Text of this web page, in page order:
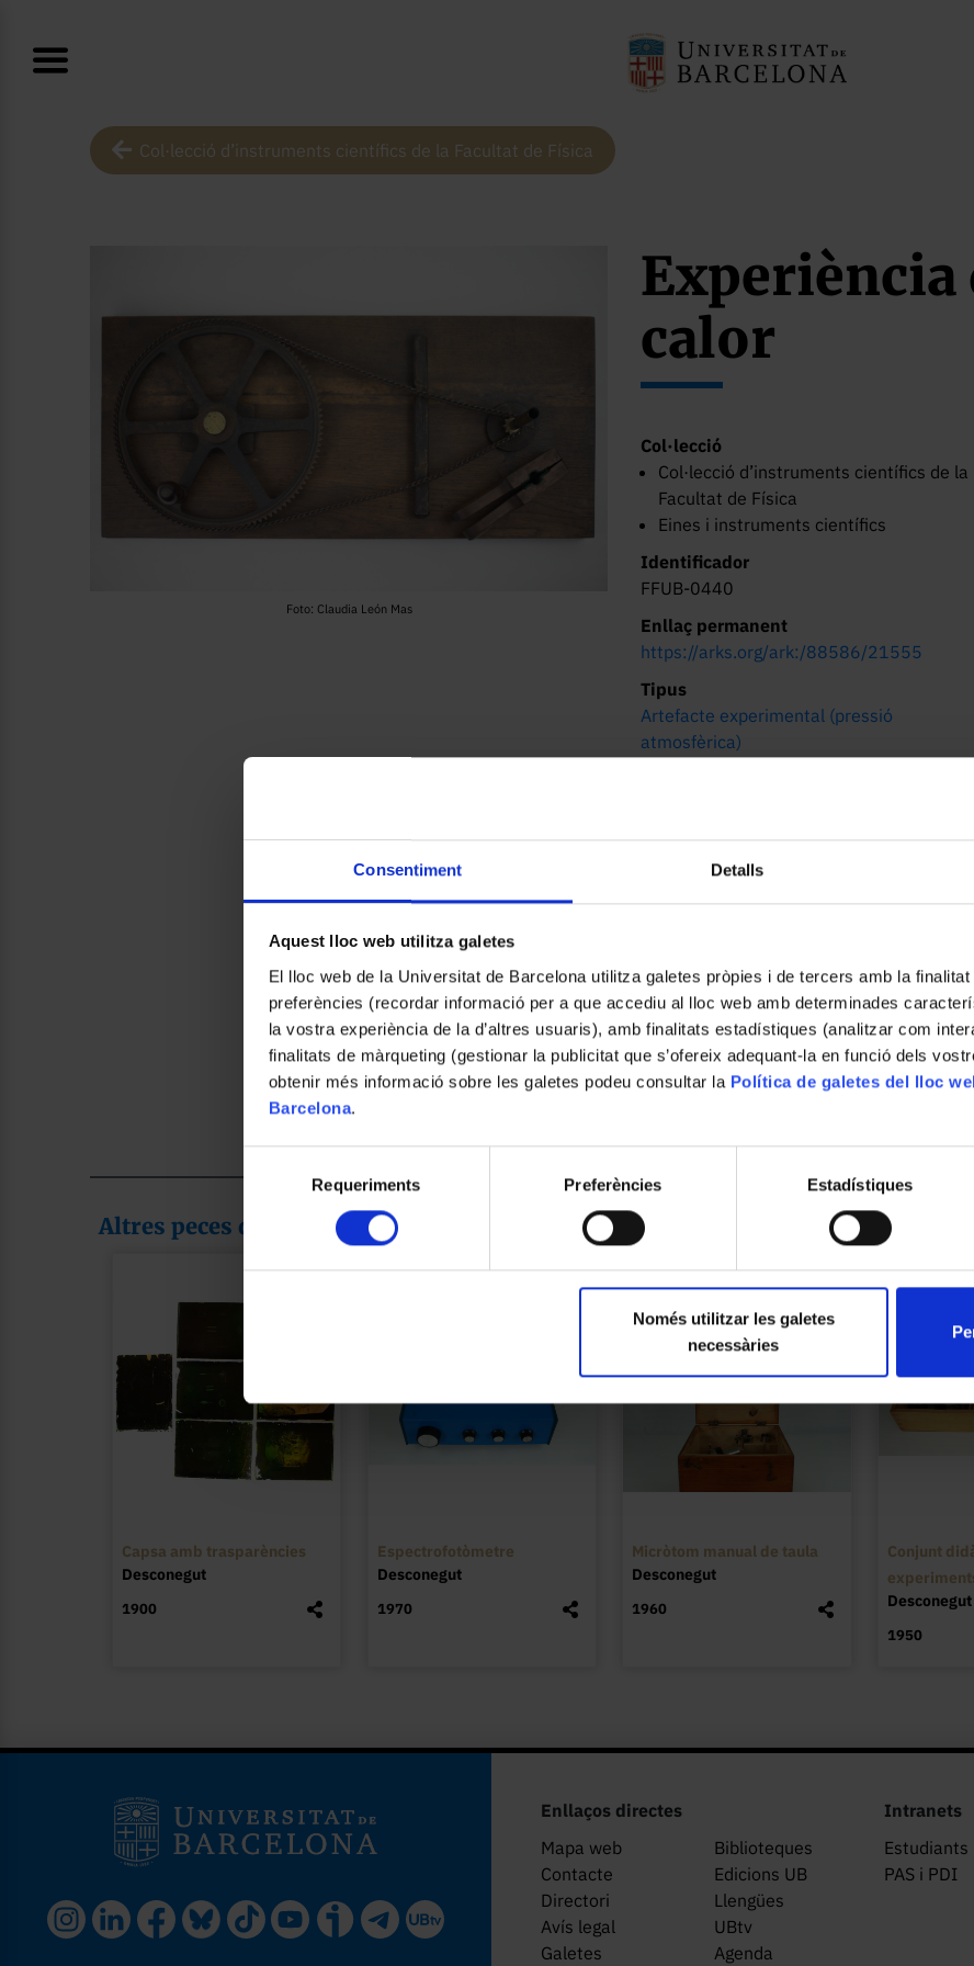
Consentiment Detalls
Aquest lloc web utilitza galetes
El lloc web de la Universitat de Barcelona utilitza galetes pròpies i de tercers amb la
preferències (recordar informació per a que accediu al lloc web amb determinades
la vostra experiència de la d’altres usuaris), amb finalitats estadístiques (analitzar com
finalitats de màrqueting (gestionar la publicitat que s’ofereix adequant-la en funció dels
obtenir més informació sobre les galetes podeu consultar la Política de galetes del lloc
Barcelona.
de
Requeriments Preferències Estadístiques
Només utilitzar les galetes
necessàries
Col·lecció d’instruments científics de la Facultat de Física
Foto: Claudia León Mas
Experiència
calor
Col·lecció
Col·lecció d’instruments científics de la
Facultat de Física
Eines i instruments científics
Identificador
FFUB-0440
Enllaç permanent
https://arks.org/ark:/88586/21555
Tipus
Artefacte experimental (pressió
atmosfèrica)
Lloc d’origen
Desconegut
Localització actual (centre)
Descripció
Descripció general:
Taulell de fusta amb un sistema bàsic
que l’altra. Amb la roda petita hi ha un
fer girar altres instruments que encaixin
la força centrífuga.
Llegir més
Altres peces de la col·lecció
Capsa amb trasparències
Desconegut
1900
Espectrofotòmetre
Desconegut
1970
Micròtom manual de taula
Desconegut
1960
Conjunt
Desconegut
1950
Enllaços directes
Mapa web
Biblioteques
Contacte
Edicions UB
Directori
Llengües
Avís legal
UBtv
Galetes
Agenda
Intranets
Estudiants
PAS i PDI